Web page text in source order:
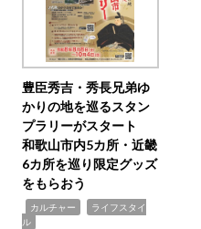
豊臣秀吉・秀長兄弟ゆ
かりの地を巡るスタン
プラリーがスタート
和歌山市内5カ所・近畿
6カ所を巡り限定グッズ
をもらおう
カルチャー
ライフスタイ
ル